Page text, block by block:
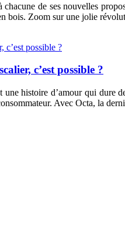
chacune de ses nouvelles
bois. Zoom sur une jolie
c’est possible ?
une histoire d’amour qui dure
Avec Octa, la